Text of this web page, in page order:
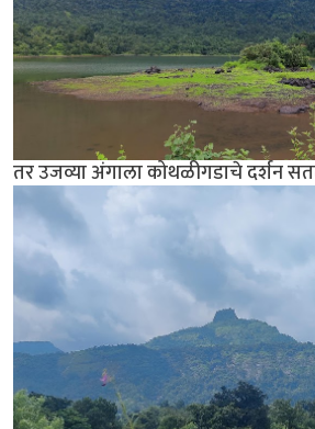
तर उजव्या अंगाला कोथळीगडाचे दर्शन